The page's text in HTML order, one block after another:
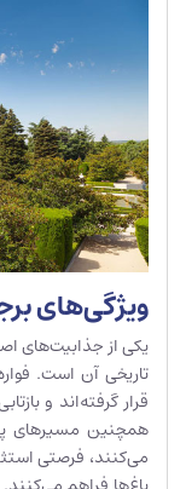
ویژگی‌های
یکی از جذابیت‌های
تاریخی آن است.
قرار گرفته‌اند و
همچنین مسیرهای
می‌کنند، فرصتی